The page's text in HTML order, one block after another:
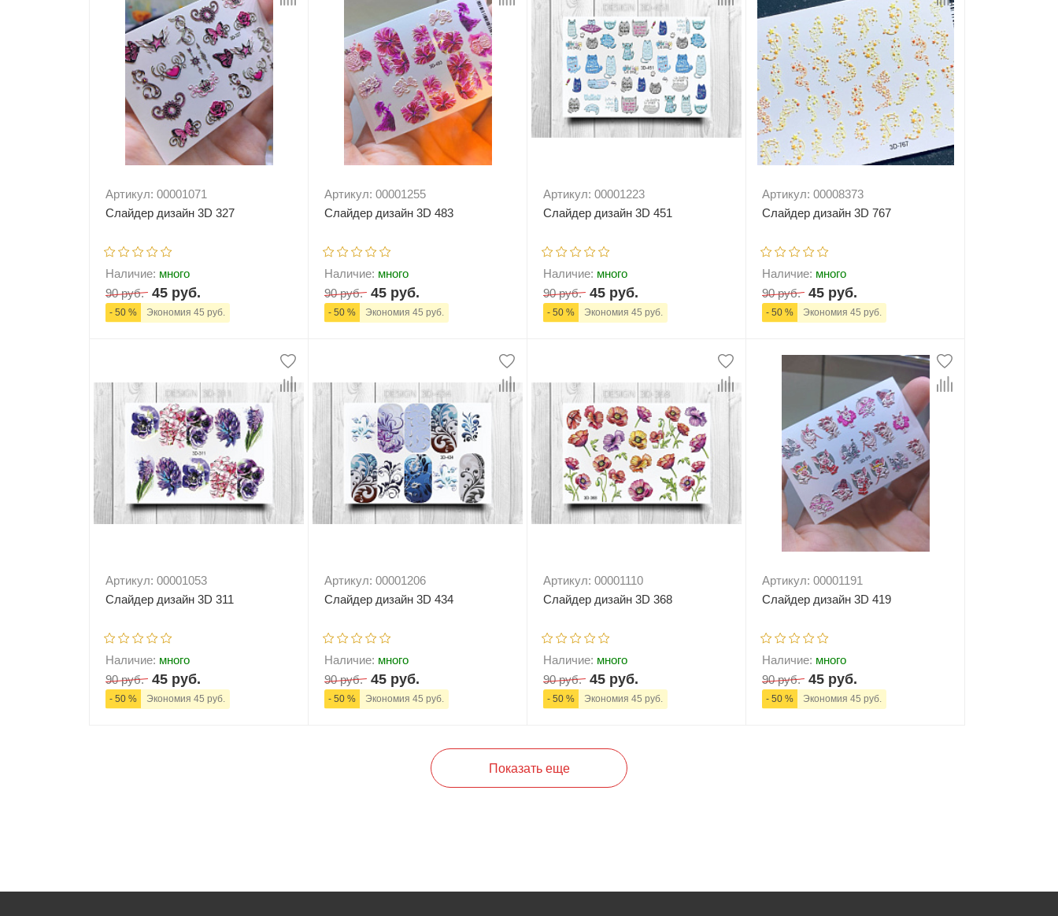
Артикул: 00001071
Слайдер дизайн 3D 327
Наличие: много
90 руб. 45 руб.
- 50 % Экономия 45 руб.
Артикул: 00001255
Слайдер дизайн 3D 483
Наличие: много
90 руб. 45 руб.
- 50 % Экономия 45 руб.
Артикул: 00001223
Слайдер дизайн 3D 451
Наличие: много
90 руб. 45 руб.
- 50 % Экономия 45 руб.
Артикул: 00008373
Слайдер дизайн 3D 767
Наличие: много
90 руб. 45 руб.
- 50 % Экономия 45 руб.
В корзину
Артикул: 00001053
Слайдер дизайн 3D 311
Наличие: много
90 руб. 45 руб.
- 50 % Экономия 45 руб.
Артикул: 00001206
Слайдер дизайн 3D 434
Наличие: много
90 руб. 45 руб.
- 50 % Экономия 45 руб.
В корзину
Артикул: 00001110
Слайдер дизайн 3D 368
Наличие: много
90 руб. 45 руб.
- 50 % Экономия 45 руб.
- +
Артикул: 00001191
Слайдер дизайн 3D 419
Наличие: много
90 руб. 45 руб.
- 50 % Экономия 45 руб.
Показать еще